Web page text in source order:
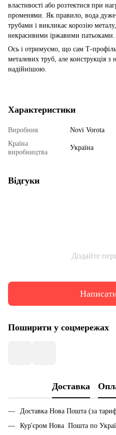
властивості або розтектися при
променями. Як правило, вода дуже
трубами і викликає корозію
некрасивими іржавими патьоками.
Ось і отримуємо, що сам Т-
металевих труб, але конструкція
надійнішою.
Характеристики
Виробник
Novi Vorota
Країна
виробництва
Україна
Відгуки
Додайте
Поширити у соцмережах
Доставка
Доставка Нова Пошта (за
Кур'єром Нова Пошта по